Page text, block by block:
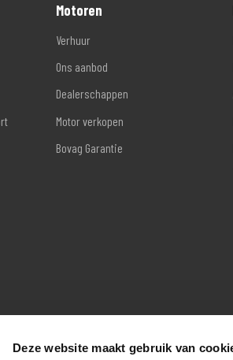
Deze website maakt gebruik van
Motoren
Verhuur
Ons aanbod
Dealerschappen
Motor verkopen
Bovag Garantie